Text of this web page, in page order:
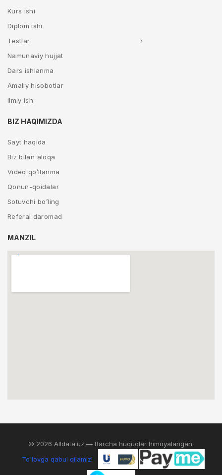
Kurs ishi
Diplom ishi
Testlar
Namunaviy hujjat
Dars ishlanma
Amaliy hisobotlar
Ilmiy ish
BIZ HAQIMIZDA
Sayt haqida
Biz bilan aloqa
Video qo’llanma
Qonun-qoidalar
Sotuvchi bo’ling
Referal daromad
MANZIL
© 2026 Alldata.uz — Barcha huquqlar himoyalangan.
To'lovga qabul qilamiz!